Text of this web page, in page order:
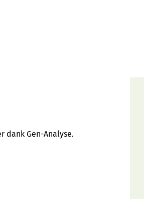
dank Gen-Analyse.